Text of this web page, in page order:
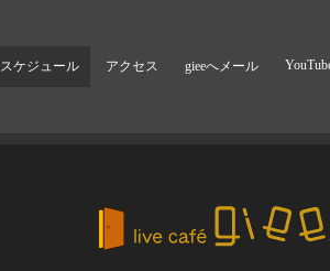
スケジュール アクセス gieeへメール